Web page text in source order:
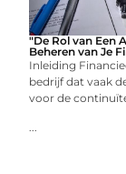
"De Rol van Een
Beheren van Je
Inleiding
bedrijf dat vaak
voor de
...